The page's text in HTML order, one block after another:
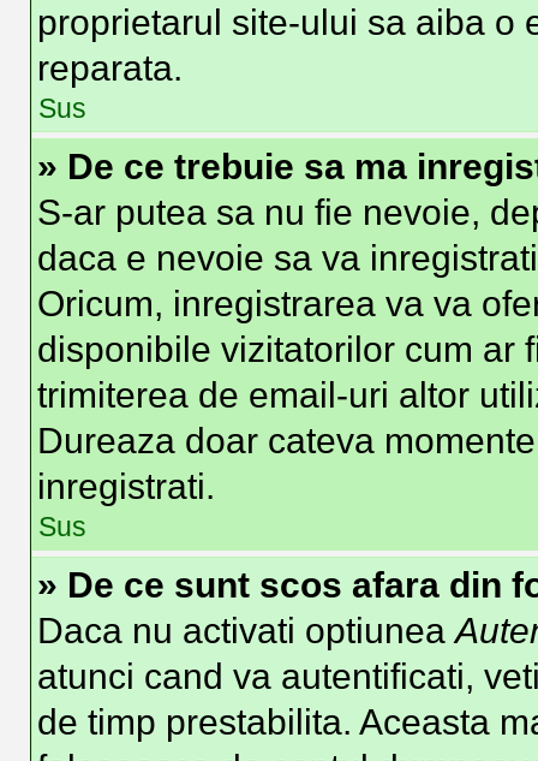
proprietarul site-ului sa aiba o
reparata.
Sus
» De ce trebuie sa ma
S-ar putea sa nu fie nevoie,
daca e nevoie sa va
Oricum, inregistrarea va va
disponibile vizitatorilor cum ar
trimiterea de email-uri altor
Dureaza doar cateva
inregistrati.
Sus
» De ce sunt scos afara din
Daca nu activati optiunea
atunci cand va autentificati,
de timp prestabilita. Aceasta